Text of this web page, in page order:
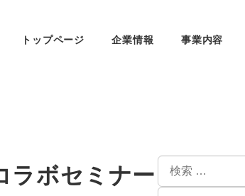
トップページ 企業情報 事業内容
ラボセミナー